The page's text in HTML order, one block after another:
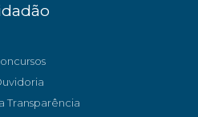
Transparência